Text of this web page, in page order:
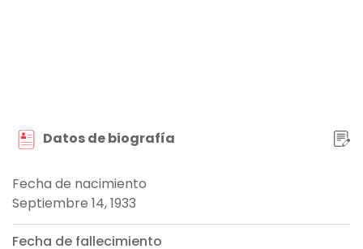
Datos de biografía
Fecha de nacimiento
Septiembre 14, 1933
Fecha de fallecimiento